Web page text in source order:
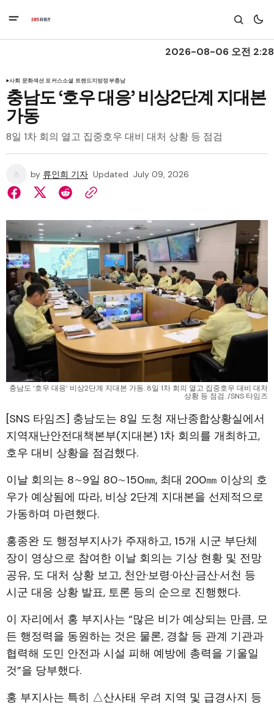
2026-08-06 오전 2:28
사회 문화섹션 포커스소셜 트렌드지방정부충남
충남도 ‘호우 대응’ 비상2단계 지대본
가동
8일 1차 회의 열고 집중호우 대비 대처 상황 등 점검
by 류인희 기자 Updated July 09, 2026
충남도 ‘호우 대응’ 비상2단계 지대본 가동. 8일 1차 회의 열고 집중호우 대비 대처
상황 등 점검. /SNS 타임즈
[SNS 타임즈] 충남도는 8일 도청 재난종합상황실에서
지역재난안전대책본부(지대본) 1차 회의를 개최하고,
호우 대비 상황을 점검했다.
이날 회의는 8∼9일 80∼150㎜, 최대 200㎜ 이상의 호
우가 예상됨에 따라, 비상 2단계 지대본을 선제적으로
가동하며 마련했다.
홍종완 도 행정부지사가 주재하고, 15개 시군 부단체
장이 영상으로 참여한 이날 회의는 기상 현황 및 전망
공유, 도 대처 상황 보고, 천안·보령·아산·금산·서천 등
시군 대응 상황 발표, 토론 등의 순으로 진행했다.
이 자리에서 홍 부지사는 “많은 비가 예상되는 만큼, 모
든 행정력을 동원하는 것은 물론, 경찰 등 관계 기관과
협력해 도민 안전과 시설 피해 예방에 총력을 기울일
것”을 당부했다.
홍 부지사는 특히 △산사태 우려 지역 및 급경사지 등